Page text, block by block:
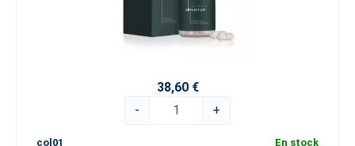
38,60 €
-
+
col01 En stock